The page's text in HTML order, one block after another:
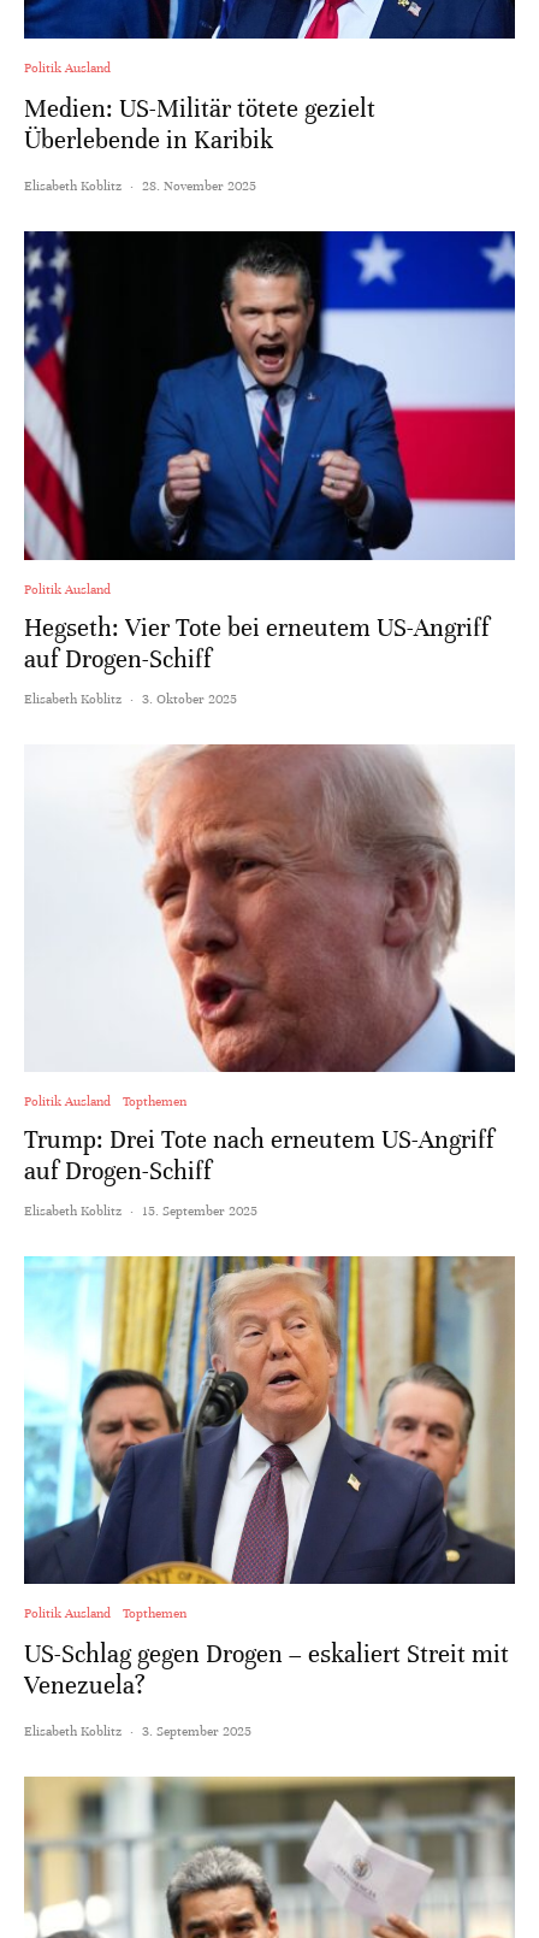
Politik Ausland
Medien: US-Militär tötete gezielt
Überlebende in Karibik
Elisabeth Koblitz · 28. November 2025
Politik Ausland
Hegseth: Vier Tote bei erneutem US-Angriff
auf Drogen-Schiff
Elisabeth Koblitz · 3. Oktober 2025
Politik Ausland Topthemen
Trump: Drei Tote nach erneutem US-Angriff
auf Drogen-Schiff
Elisabeth Koblitz · 15. September 2025
Politik Ausland Topthemen
US-Schlag gegen Drogen – eskaliert Streit mit
Venezuela?
Elisabeth Koblitz · 3. September 2025